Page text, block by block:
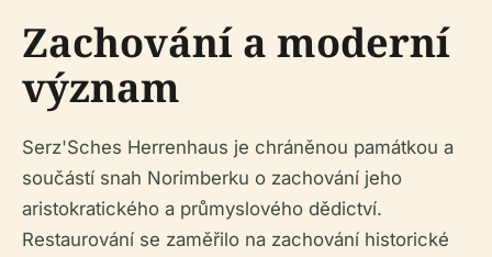
Zachování a moderní
význam
Serz'Sches Herrenhaus je chráněnou památkou a
součástí snah Norimberku o zachování jeho
aristokratického a průmyslového dědictví.
Restaurování se zaměřilo na zachování historické